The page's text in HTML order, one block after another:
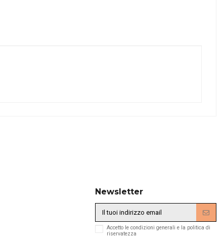
Newsletter
Accetto le condizioni generali e la politica di
riservatezza